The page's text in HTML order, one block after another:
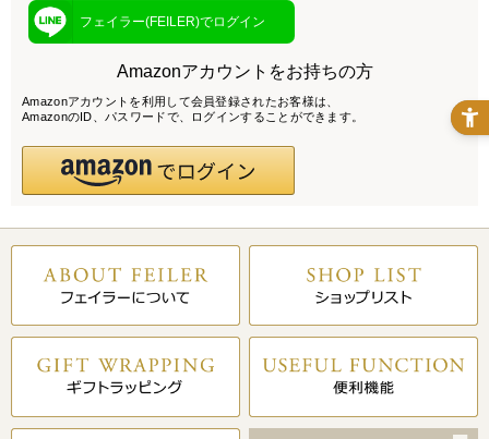
フェイラー(FEILER)でログイン
Amazonアカウントをお持ちの方
Amazonアカウントを利用して会員登録されたお客様は、
AmazonのID、パスワードで、ログインすることができます。